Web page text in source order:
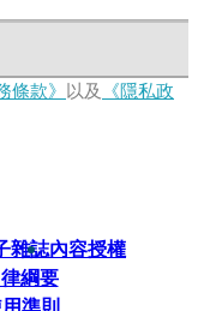
條款》 以及 《隱私政
雜誌內容授權
綱要